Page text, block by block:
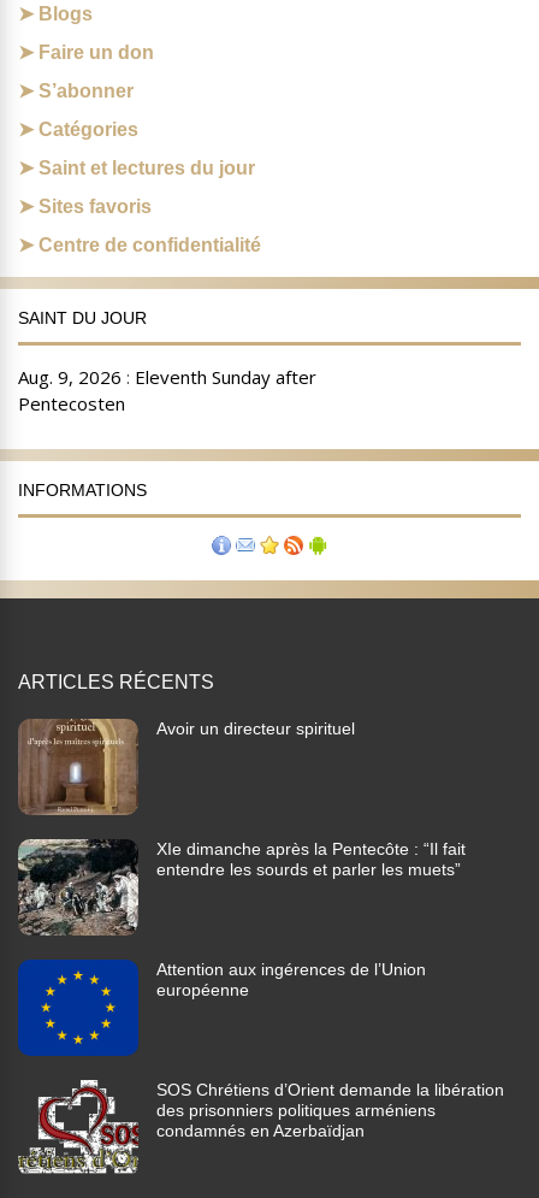
Blogs
Faire un don
S’abonner
Catégories
Saint et lectures du jour
Sites favoris
Centre de confidentialité
SAINT DU JOUR
INFORMATIONS
ARTICLES RÉCENTS
Avoir un directeur spirituel
XIe dimanche après la Pentecôte : “Il fait
entendre les sourds et parler les muets”
Attention aux ingérences de l’Union
européenne
SOS Chrétiens d’Orient demande la libération
des prisonniers politiques arméniens
condamnés en Azerbaïdjan